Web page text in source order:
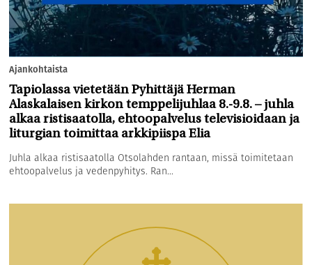
Ajankohtaista
Tapiolassa vietetään Pyhittäjä Herman
Alaskalaisen kirkon temppelijuhlaa 8.-9.8. – juhla
alkaa ristisaatolla, ehtoopalvelus televisioidaan ja
liturgian toimittaa arkkipiispa Elia
Juhla alkaa ristisaatolla Otsolahden rantaan, missä toimitetaan
ehtoopalvelus ja vedenpyhitys. Ran...